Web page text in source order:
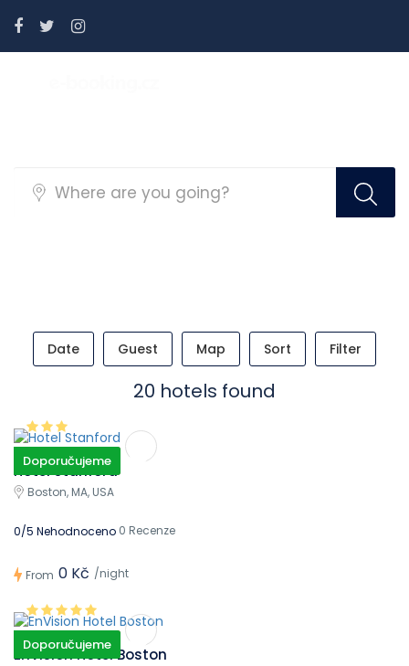
Date Guest Map Sort Filter
20 hotels found
Doporučujeme
Hotel Stanford
Boston, MA, USA
0/5 Nehodnoceno 0 Recenze
From 0 Kč /night
Doporučujeme
EnVision Hotel Boston